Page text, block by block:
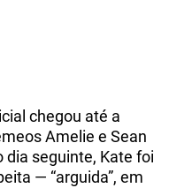
chegou até a
Amelie e Sean
dia seguinte, Kate foi
— “arguida”, em